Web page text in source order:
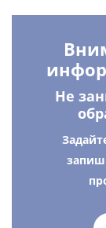
Не